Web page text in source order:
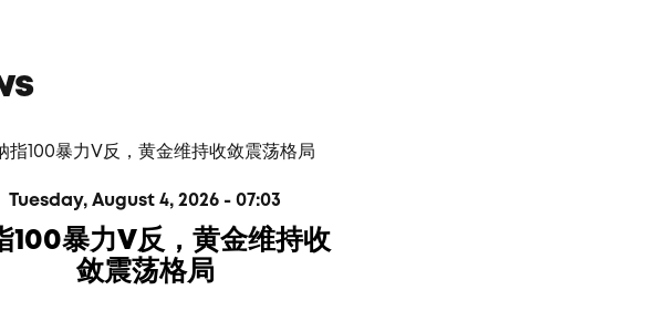
Tuesday, August 4, 2026 - 07:03
100暴力V反，黄金维持收
敛震荡格局